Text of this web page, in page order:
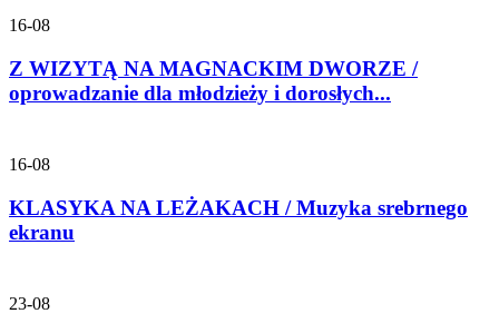
16-08
Z WIZYTĄ NA MAGNACKIM DWORZE /
oprowadzanie dla młodzieży i dorosłych...
16-08
KLASYKA NA LEŻAKACH / Muzyka srebrnego
ekranu
23-08